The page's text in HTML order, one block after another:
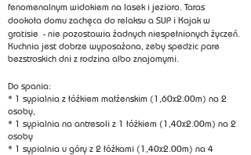
fenomenalnym widokiem na lasek i jezioro. Taras
dookoła domu zachęca do relaksu a SUP i Kajak w
gratisie - nie pozostawia żadnych niespełnionych życzeń.
Kuchnia jest dobrze wyposażona, zeby spedzic pare
bezstroskich dni z rodzina albo znajomymi.
Do spania:
* 1 sypialnia z łóżkiem małżenskim (1,60x2.00m) na 2
osoby,
* 1 sypialnia na antresoli z 1 łóżkiem (1,40x2.00m) na 2
osoby
* 1 sypialnia u góry z 2 łóżkami (1,40x2.00m) na 4